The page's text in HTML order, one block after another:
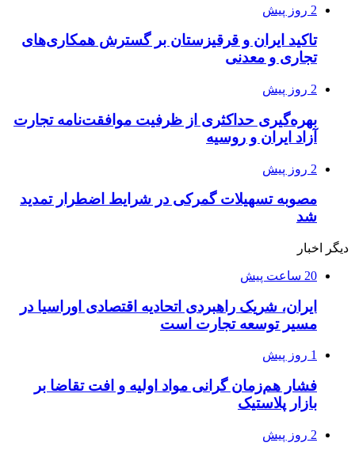
2 روز پیش
تاکید ایران و قرقیزستان بر گسترش همکاری‌های
تجاری و معدنی
2 روز پیش
بهره‌گیری حداکثری از ظرفیت موافقت‌نامه تجارت
آزاد ایران و روسیه
2 روز پیش
مصوبه تسهیلات گمرکی در شرایط اضطرار تمدید
شد
دیگر اخبار
20 ساعت پیش
ایران، شریک راهبردی اتحادیه اقتصادی اوراسیا در
مسیر توسعه تجارت است
1 روز پیش
فشار هم‌زمان گرانی مواد اولیه و افت تقاضا بر
بازار پلاستیک
2 روز پیش